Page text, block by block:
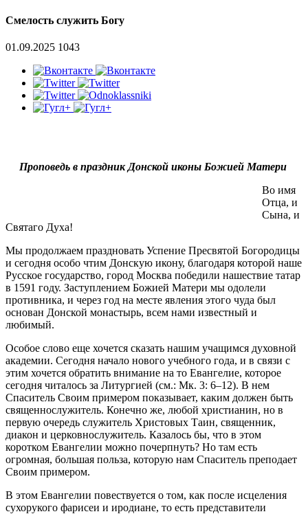
Смелость служить Богу
01.09.2025 1043
Проповедь в праздник Донской иконы Божией Матери
Во имя
Отца, и
Сына, и
Святаго Духа!
Мы продолжаем праздновать Успение Пресвятой Богородицы
и сегодня особо чтим Донскую икону, благодаря которой наше
Русское государство, город Москва победили нашествие татар
в 1591 году. Заступлением Божией Матери мы одолели
противника, и через год на месте явления этого чуда был
основан Донской монастырь, всем нами известный и
любимый.
Особое слово еще хочется сказать нашим учащимся духовной
академии. Сегодня начало нового учебного года, и в связи с
этим хочется обратить внимание на то Евангелие, которое
сегодня читалось за Литургией (см.: Мк. 3: 6–12). В нем
Спаситель Своим примером показывает, каким должен быть
священнослужитель. Конечно же, любой христианин, но в
первую очередь служитель Христовых Таин, священник,
диакон и церковнослужитель. Казалось бы, что в этом
коротком Евангелии можно почерпнуть? Но там есть
огромная, большая польза, которую нам Спаситель преподает
Своим примером.
В этом Евангелии повествуется о том, как после исцеления
сухорукого фарисеи и иродиане, то есть представители